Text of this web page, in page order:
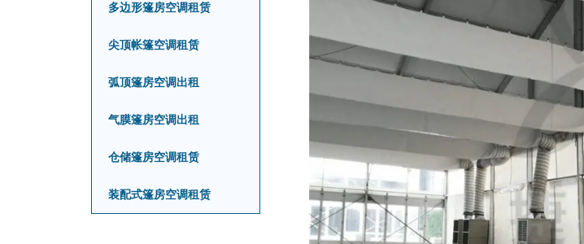
多边形篷房空调租赁
尖顶帐篷空调租赁
弧顶篷房空调出租
气膜篷房空调出租
仓储篷房空调租赁
装配式篷房空调租赁